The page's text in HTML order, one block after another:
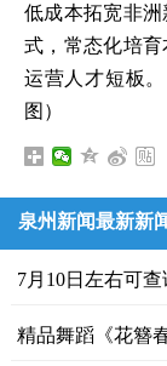
低成本拓宽非
式，常态化培
运营人才短板
图）
泉州新闻最新新
7月10日左右可
精品舞蹈《花簪